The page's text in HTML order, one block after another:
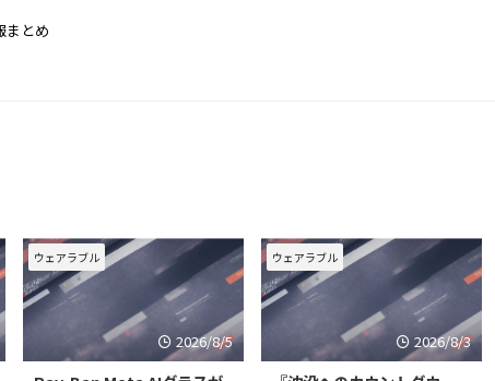
まとめ
ウェアラブル
2026/8/5
ウェアラブル
2026/8/3